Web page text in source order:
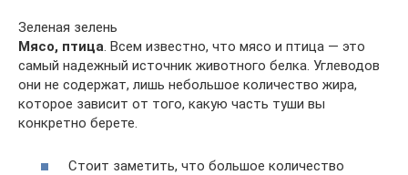
Зеленая зелень
Мясо, птица. Всем известно, что мясо и птица — это
самый надежный источник животного белка. Углеводов
они не содержат, лишь небольшое количество жира,
которое зависит от того, какую часть туши вы
конкретно берете.
Стоит заметить, что большое количество